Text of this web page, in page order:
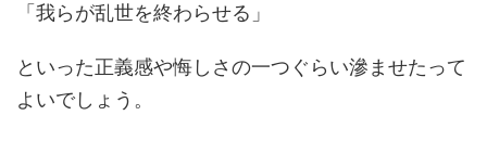
「我らが乱世を終わらせる」
といった正義感や悔しさの一つぐらい滲ませたって
よいでしょう。